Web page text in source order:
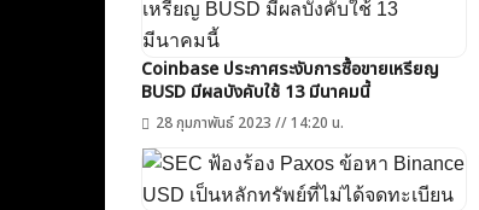
Coinbase ประกาศระงับการซื้อขายเหรียญ
BUSD มีผลบังคับใช้ 13 มีนาคมนี้
28 กุมภาพันธ์ 2023 // 14:20 น.